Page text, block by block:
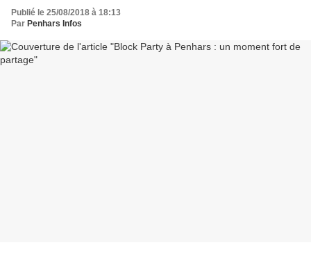
Publié le 25/08/2018 à 18:13
Par Penhars Infos